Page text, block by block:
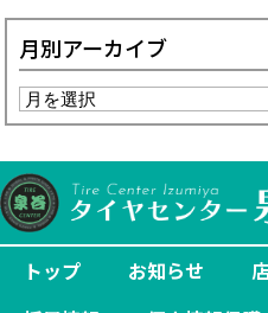
月別アーカイブ
トップ お知らせ